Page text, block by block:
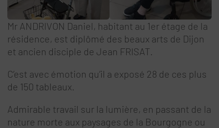
Mr ANDRIVON Daniel, habitant au 1er étage de la
résidence, est diplômé des beaux arts de Dijon
et ancien disciple de Jean FRISAT.
C’est avec émotion qu’il a exposé 28 de ces plus
de 150 tableaux.
Admirable travail sur la lumière, en passant de la
nature morte aux paysages de la Bourgogne ou